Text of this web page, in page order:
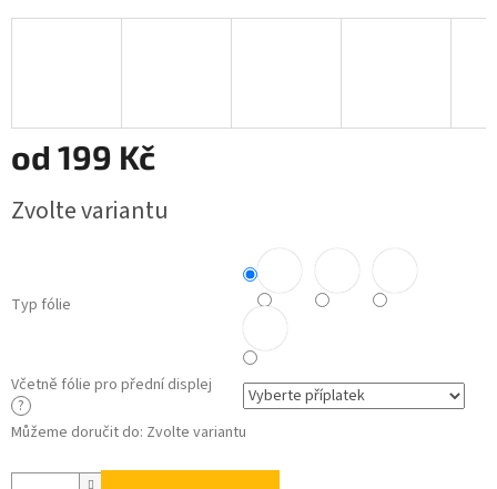
od 199 Kč
cena:
Zvolte variantu
Typ fólie
Včetně fólie pro přední displej
?
Můžeme doručit do: Zvolte variantu